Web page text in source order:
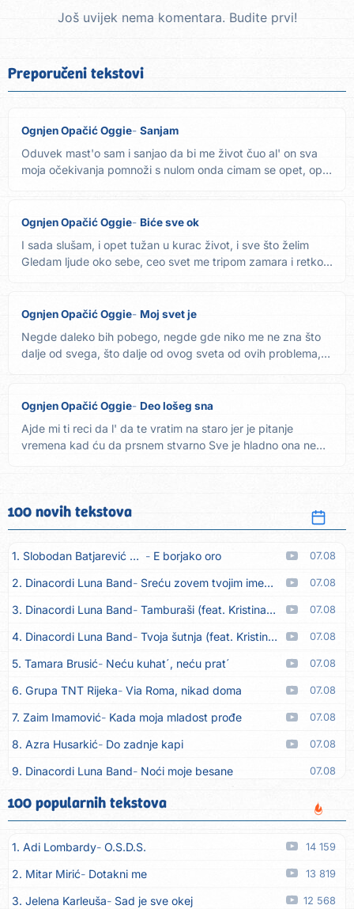
Još uvijek nema komentara. Budite prvi!
Preporučeni tekstovi
Ognjen Opačić Oggie Sanjam
Oduvek mast'o sam i sanjao da bi me život čuo al' on sva
moja očekivanja pomnoži s nulom onda cimam se opet, opet
Ognjen Opačić Oggie Biće sve ok
I sada slušam, i opet tužan u kurac život, i sve što želim
Gledam ljude oko sebe, ceo svet me tripom zamara i retko...
Ognjen Opačić Oggie Moj svet je
Negde daleko bih pobego, negde gde niko me ne zna što
dalje od svega, što dalje od ovog sveta od ovih problema,
Ognjen Opačić Oggie Deo lošeg sna
Ajde mi ti reci da l' da te vratim na staro jer je pitanje
vremena kad ću da prsnem stvarno Sve je hladno ona ne
100 novih tekstova
1. Slobodan Batjarević Čobe E borjako oro 07.08
2. Dinacordi Luna Band Sreću zovem tvojim imenom (feat. Kristina Smetko) 07.08
3. Dinacordi Luna Band Tamburaši (feat. Kristina Smetko) 07.08
4. Dinacordi Luna Band Tvoja šutnja (feat. Kristina Smetko) 07.08
5. Tamara Brusić Neću kuhat´, neću prat´ 07.08
6. Grupa TNT Rijeka Via Roma, nikad doma 07.08
7. Zaim Imamović Kada moja mladost prođe 07.08
8. Azra Husarkić Do zadnje kapi 07.08
9. Dinacordi Luna Band Noći moje besane 07.08
10. Pet za 5 Pozdravi mi Stubicu
11. Dinacordi Luna Band Anđeo moj 07.08
12. Vesna Kartuš Vrati se 07.08
13. Severina Pozovi me ti (Anksiozna) 06.08
14. Fidellio Summer Time 06.08
100 popularnih tekstova
1. Adi Lombardy O.S.D.S. 14 159
2. Mitar Mirić Dotakni me 13 819
3. Jelena Karleuša Sad je sve okej 12 568